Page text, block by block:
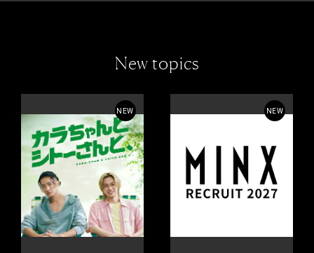
New topics
NEW NEW